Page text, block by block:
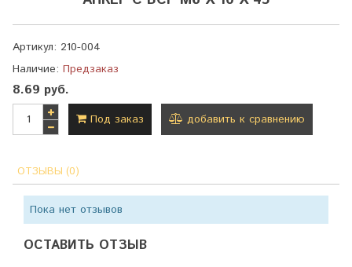
Артикул: 210-004
Наличие: Предзаказ
8.69 руб.
Под заказ добавить к сравнению
ОТЗЫВЫ (0)
Пока нет отзывов
ОСТАВИТЬ ОТЗЫВ